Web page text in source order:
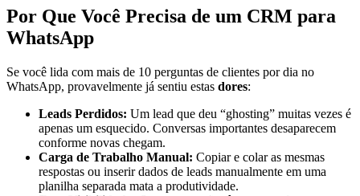
Por Que Você Precisa de um CRM para
WhatsApp
Se você lida com mais de 10 perguntas de clientes por dia no
WhatsApp, provavelmente já sentiu estas dores:
Leads Perdidos: Um lead que deu “ghosting” muitas vezes é
apenas um esquecido. Conversas importantes desaparecem
conforme novas chegam.
Carga de Trabalho Manual: Copiar e colar as mesmas
respostas ou inserir dados de leads manualmente em uma
planilha separada mata a produtividade.